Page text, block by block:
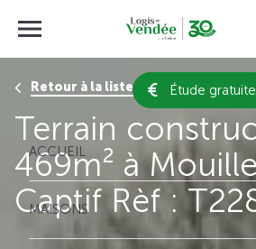
Étude gratuite
ACCUEIL
MAISONS
Retour à la liste des résultats
Terrain
469m² à
Captif Rèf :